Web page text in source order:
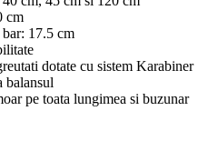
cm
17.5 cm
dotate cu sistem Karabiner
balansul
pe toata lungimea si buzunar